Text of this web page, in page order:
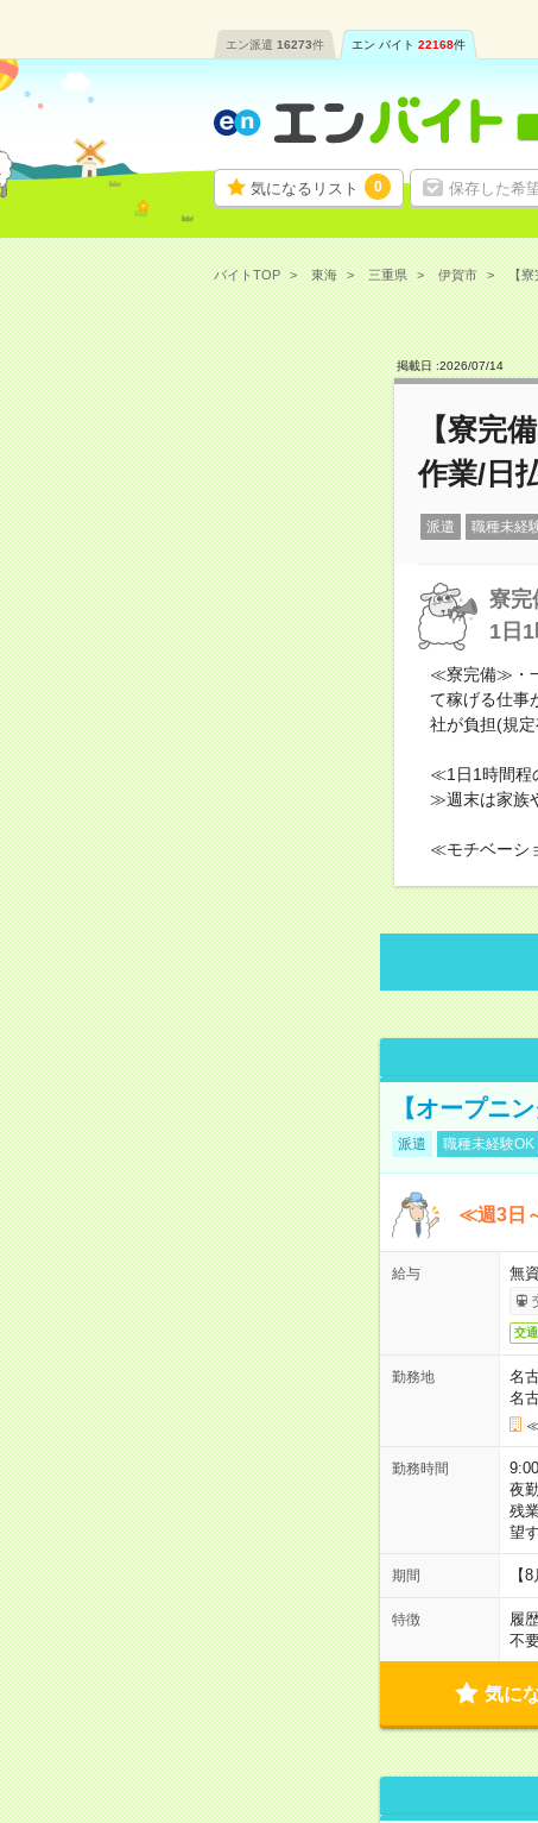
エン派遣 16273件 エン バイト 22168件
気になるリスト 0 保存した希
バイトTOP 東海 三重県 伊賀市 【寮
掲載日 :2026/07/14
【寮完
作業/日
派遣 職種未経
寮完
1日
≪寮完備≫・
て稼げる仕事
社が負担(規
≪1日1時間程
≫週末は家族
≪モチベーシ
【オープニ
派遣 職種未経験OK
≪週3日
給与 無
交
勤務地
名
名
≪
勤務時間
夜
残
望
期間 【
特徴 履
不
気に